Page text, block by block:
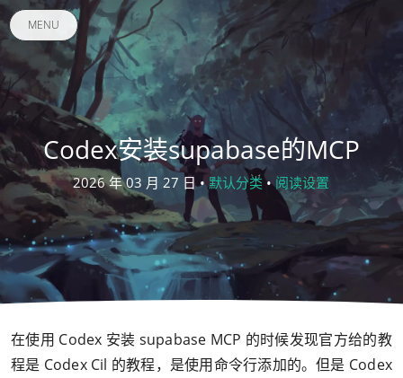
MENU
Codex安装supabase的MCP
2026 年 03 月 27 日 •默认分类•阅读设置
在使用 Codex 安装 supabase MCP 的时候发现官方给的教
程是 Codex Cil 的教程，是使用命令行添加的。但是 Codex